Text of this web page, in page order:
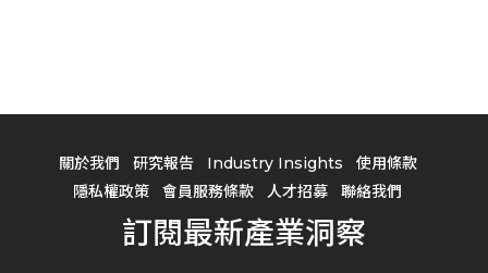
關於我們 研究報告 Industry Insights
使用條款
隱私權政策
會員服務條款 人才招募 聯絡我們
訂閱最新產業洞察